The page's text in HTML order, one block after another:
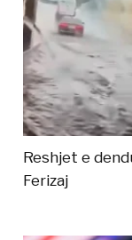
Reshjet e
Ferizaj